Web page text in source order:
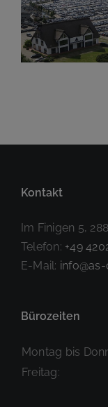
Kontakt
Im Finigen 5,
Telefon: +49
E-Mail:
Bürozeiten
Montag bis
Freitag: